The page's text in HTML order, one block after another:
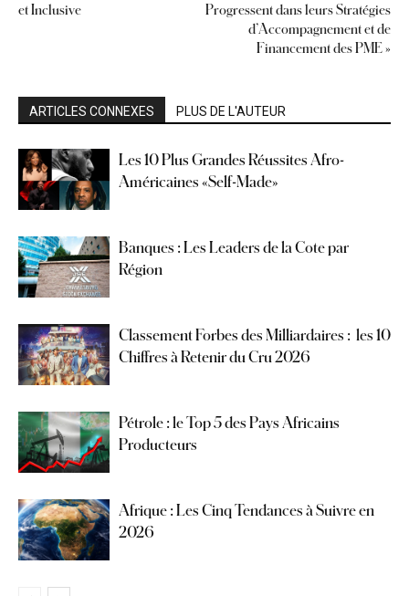
et Inclusive
Progressent dans leurs Stratégies
d’Accompagnement et de
Financement des PME »
ARTICLES CONNEXES PLUS DE L'AUTEUR
Les 10 Plus Grandes Réussites Afro-
Américaines «Self-Made»
Banques : Les Leaders de la Cote par
Région
Classement Forbes des Milliardaires : les 10
Chiffres à Retenir du Cru 2026
Pétrole : le Top 5 des Pays Africains
Producteurs
Afrique : Les Cinq Tendances à Suivre en
2026